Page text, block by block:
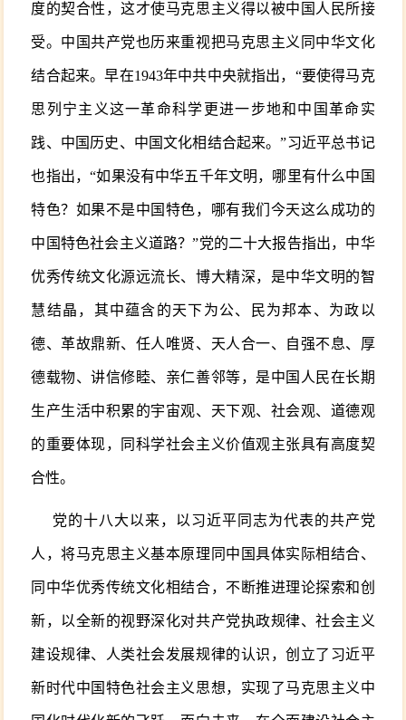
度的契合性，这才使马克思主义得以被中国人民所接
受。中国共产党也历来重视把马克思主义同中华文化
结合起来。早在1943年中共中央就指出，“要使得马克
思列宁主义这一革命科学更进一步地和中国革命实
践、中国历史、中国文化相结合起来。”习近平总书记
也指出，“如果没有中华五千年文明，哪里有什么中国
特色？如果不是中国特色，哪有我们今天这么成功的
中国特色社会主义道路？”党的二十大报告指出，中华
优秀传统文化源远流长、博大精深，是中华文明的智
慧结晶，其中蕴含的天下为公、民为邦本、为政以
德、革故鼎新、任人唯贤、天人合一、自强不息、厚
德载物、讲信修睦、亲仁善邻等，是中国人民在长期
生产生活中积累的宇宙观、天下观、社会观、道德观
的重要体现，同科学社会主义价值观主张具有高度契
合性。
党的十八大以来，以习近平同志为代表的共产党
人，将马克思主义基本原理同中国具体实际相结合、
同中华优秀传统文化相结合，不断推进理论探索和创
新，以全新的视野深化对共产党执政规律、社会主义
建设规律、人类社会发展规律的认识，创立了习近平
新时代中国特色社会主义思想，实现了马克思主义中